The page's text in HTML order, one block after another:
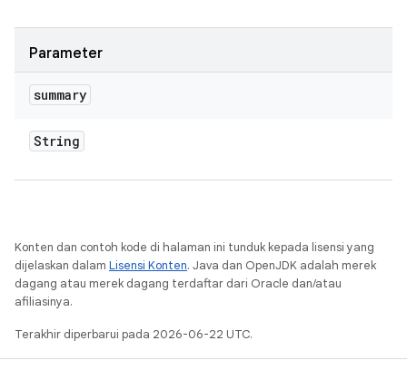
Parameter
summary
String
Konten dan contoh kode di halaman ini tunduk kepada lisensi yang
dijelaskan dalam Lisensi Konten. Java dan OpenJDK adalah merek
dagang atau merek dagang terdaftar dari Oracle dan/atau
afiliasinya.
Terakhir diperbarui pada 2026-06-22 UTC.